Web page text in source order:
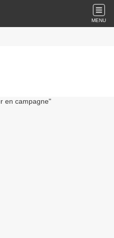
MENU